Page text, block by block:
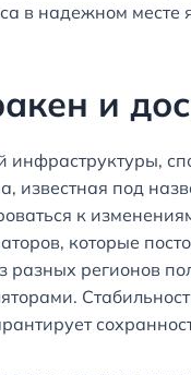
в надежном
и
известная под
к
которые
регионов